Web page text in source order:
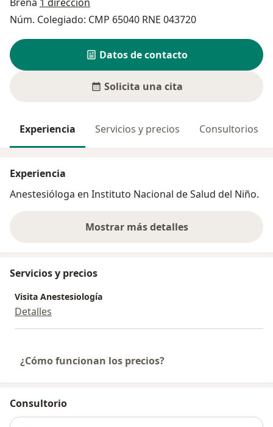
Núm. Colegiado: CMP 65040 RNE 043720
Datos de contacto
Solicita una cita
Experiencia Servicios y precios Consultorios
Experiencia
Anestesióloga en Instituto Nacional de Salud del Niño.
Mostrar más detalles
sobre la experiencia
Servicios y precios
Visita Anestesiología
Detalles
¿Cómo funcionan los precios?
Consultorio